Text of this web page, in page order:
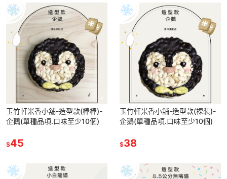
玉竹軒米香小舖-造型款(棒棒)-
企鵝(單種品項.口味至少10個)
$45
玉竹軒米香小舖-造型款(裸裝)-
企鵝(單種品項.口味至少10個)
$38